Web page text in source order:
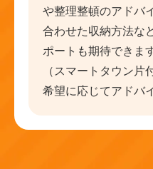
や整理整頓のアドバ
合わせた収納方法な
ポートも期待できま
（スマートタウン片
希望に応じてアドバ